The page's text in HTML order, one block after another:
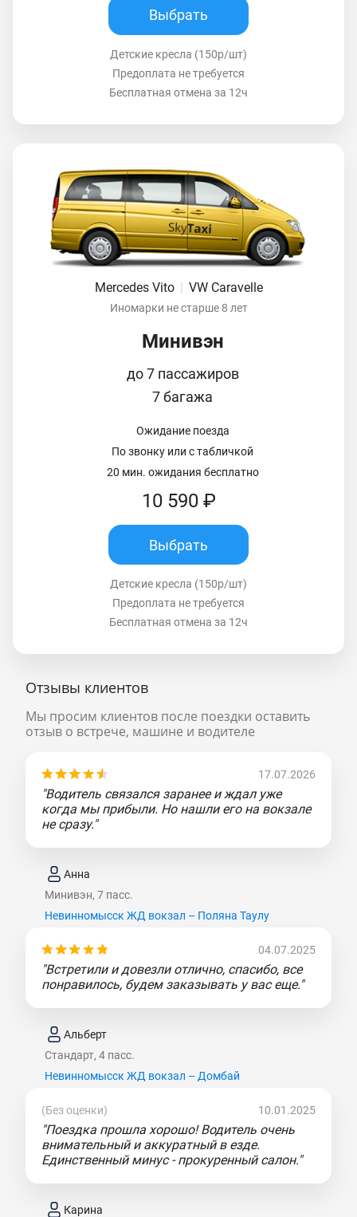
Выбрать
Детские кресла (150р/шт)
Предоплата не требуется
Бесплатная отмена за 12ч
Mercedes Vito VW Caravelle
Иномарки не старше 8 лет
Минивэн
до 7 пассажиров
7 багажа
Ожидание поезда
По звонку или с табличкой
20 мин. ожидания бесплатно
10 590 ₽
Выбрать
Детские кресла (150р/шт)
Предоплата не требуется
Бесплатная отмена за 12ч
Отзывы клиентов
Мы просим клиентов после поездки оставить
отзыв о встрече, машине и водителе
17.07.2026
"Водитель связался заранее и ждал уже
когда мы прибыли. Но нашли его на вокзале
не сразу."
Анна
Минивэн, 7 пасс.
Невинномысск ЖД вокзал – Поляна Таулу
04.07.2025
"Встретили и довезли отлично, спасибо, все
понравилось, будем заказывать у вас еще."
Альберт
Стандарт, 4 пасс.
Невинномысск ЖД вокзал – Домбай
(Без оценки) 10.01.2025
"Поездка прошла хорошо! Водитель очень
внимательный и аккуратный в езде.
Единственный минус - прокуренный салон."
Карина